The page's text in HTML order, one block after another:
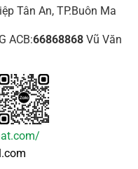
Tân An, TP.Buôn Ma
ACB:66868868Vũ Văn